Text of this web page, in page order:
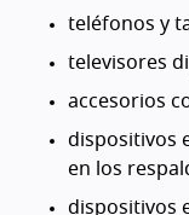
teléfonos y
televisores
accesorios
dispositivos
en los
dispositivos